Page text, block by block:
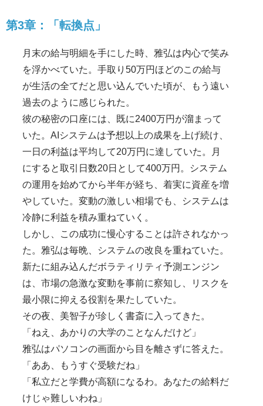
第3章：「転換点」
月末の給与明細を手にした時、雅弘は内心で笑み
を浮かべていた。手取り50万円ほどのこの給与
が生活の全てだと思い込んでいた頃が、もう遠い
過去のように感じられた。
彼の秘密の口座には、既に2400万円が溜まって
いた。AIシステムは予想以上の成果を上げ続け、
一日の利益は平均して20万円に達していた。月
にすると取引日数20日として400万円。システム
の運用を始めてから半年が経ち、着実に資産を増
やしていた。変動の激しい相場でも、システムは
冷静に利益を積み重ねていく。
しかし、この成功に慢心することは許されなかっ
た。雅弘は毎晩、システムの改良を重ねていた。
新たに組み込んだボラティリティ予測エンジン
は、市場の急激な変動を事前に察知し、リスクを
最小限に抑える役割を果たしていた。
その夜、美智子が珍しく書斎に入ってきた。
「ねえ、あかりの大学のことなんだけど」
雅弘はパソコンの画面から目を離さずに答えた。
「ああ、もうすぐ受験だね」
「私立だと学費が高額になるわ。あなたの給料だ
けじゃ難しいわね」